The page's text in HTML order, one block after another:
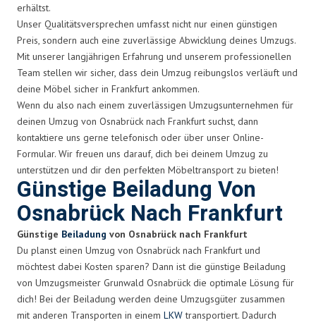
erhältst.
Unser Qualitätsversprechen umfasst nicht nur einen günstigen
Preis, sondern auch eine zuverlässige Abwicklung deines Umzugs.
Mit unserer langjährigen Erfahrung und unserem professionellen
Team stellen wir sicher, dass dein Umzug reibungslos verläuft und
deine Möbel sicher in Frankfurt ankommen.
Wenn du also nach einem zuverlässigen Umzugsunternehmen für
deinen Umzug von Osnabrück nach Frankfurt suchst, dann
kontaktiere uns gerne telefonisch oder über unser Online-
Formular. Wir freuen uns darauf, dich bei deinem Umzug zu
unterstützen und dir den perfekten Möbeltransport zu bieten!
Günstige Beiladung Von
Osnabrück Nach Frankfurt
Günstige Beiladung von Osnabrück nach Frankfurt
Du planst einen Umzug von Osnabrück nach Frankfurt und
möchtest dabei Kosten sparen? Dann ist die günstige Beiladung
von Umzugsmeister Grunwald Osnabrück die optimale Lösung für
dich! Bei der Beiladung werden deine Umzugsgüter zusammen
mit anderen Transporten in einem LKWtransportiert. Dadurch